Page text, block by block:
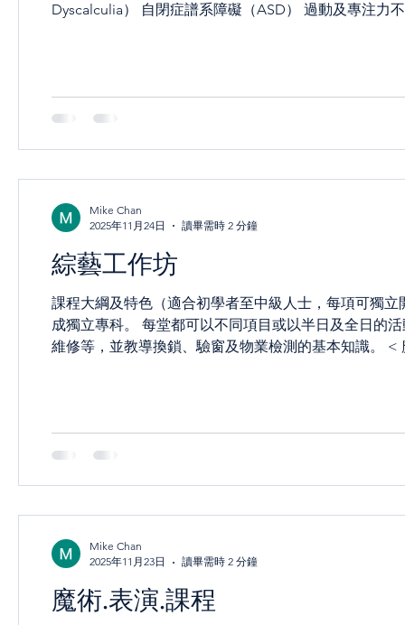
Dyscalculia） 自閉症譜系障礙（ASD） 過動及專注力
能 轉化為 SEN 友善體驗工作坊，透過結構化教學、感
綜藝工作坊
課程大綱及特色（適合初學者至中級人士，每項可獨
成獨立專科。 每堂都可以不同項目或以半日及全日的活動。 項目種類 < 家居維修 > 提供教導基礎電路、水龍頭
維修等，並教導換鎖、驗窗及物業檢測的基本知識。 < 魔術‧表演體驗 > 從小型硬幣變化到大型刀鋸美人，教授各類精彩魔
輕鬆實現創意。 < 生涯規劃-職業分享 > 分享個人經歷，教導時間和情緒管理，建立正向學習思維，讓學員拓展職業視野。
< STEAM > 融合科學、技術、工程、藝術與數學，激
Mike Chan
2025年11月24日
讀畢需時 2 分鐘
魔術.表演.課程
Mike Chan
2025年11月23日
讀畢需時 2 分鐘